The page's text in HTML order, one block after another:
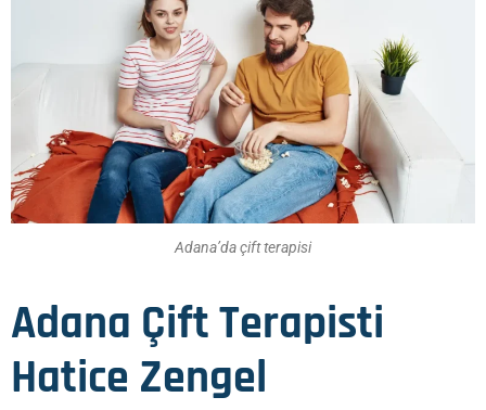
Adana’da çift terapisi
Adana Çift Terapisti
Hatice Zengel